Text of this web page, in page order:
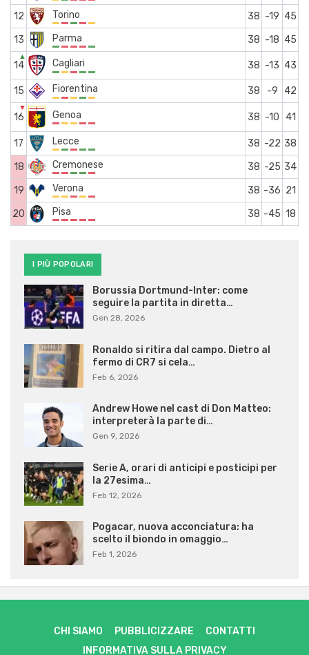
12
Torino 38 -19 45
13
Parma 38 -18 45
14
▲
Cagliari 38 -13 43
15 Fiorentina 38 -9 42
16
▼
Genoa 38 -10 41
17 Lecce 38 -22 38
18
Cremonese 38 -25 34
19
Verona 38 -36 21
20
Pisa 38 -45 18
I PIÙ POPOLARI
Borussia Dortmund-Inter: come
seguire la partita in diretta…
Gen 28, 2026
Ronaldo si ritira dal campo. Dietro al
fermo di CR7 si cela…
Feb 6, 2026
Andrew Howe nel cast di Don Matteo:
interpreterà la parte di…
Gen 9, 2026
Serie A, orari di anticipi e posticipi per
la 27esima…
Feb 12, 2026
Pogacar, nuova acconciatura: ha
scelto il biondo in omaggio…
Feb 1, 2026
CHI SIAMO PUBBLICIZZARE
CONTATTI
INFORMATIVA SULLA PRIVACY